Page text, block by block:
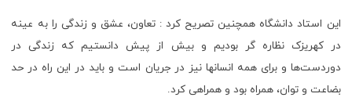
این استاد دانشگاه همچنین تصریح کرد : تعاون، عشق و زندگی را به عینه
در کهریزک نظاره گر بودیم و بیش از پیش دانستیم که زندگی در
دوردست‌ها و برای همه انسانها نیز در جریان است و باید در این راه در حد
بضاعت و توان، همراه بود و همراهی کرد.